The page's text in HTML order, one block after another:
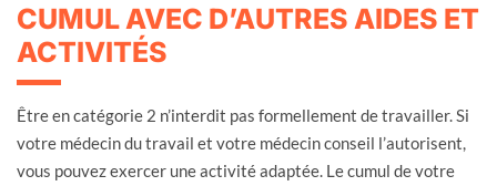
CUMUL AVEC D’AUTRES AIDES ET
ACTIVITÉS
Être en catégorie 2 n’interdit pas formellement de travailler. Si
votre médecin du travail et votre médecin conseil l’autorisent,
vous pouvez exercer une activité adaptée. Le cumul de votre